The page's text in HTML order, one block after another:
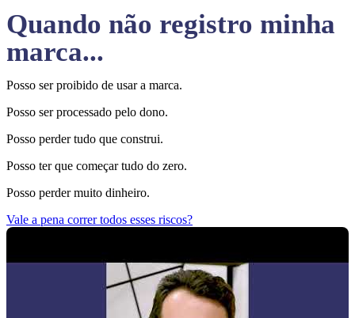
Quando não registro minha
marca...
Posso ser proibido de usar a marca.
Posso ser processado pelo dono.
Posso perder tudo que construi.
Posso ter que começar tudo do zero.
Posso perder muito dinheiro.
Vale a pena correr todos esses riscos?